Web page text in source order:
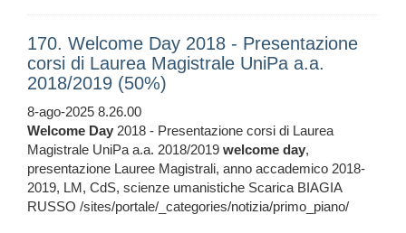
170. Welcome Day 2018 - Presentazione
corsi di Laurea Magistrale UniPa a.a.
2018/2019 (50%)
8-ago-2025 8.26.00
Welcome Day 2018 - Presentazione corsi di Laurea
Magistrale UniPa a.a. 2018/2019 welcome day,
presentazione Lauree Magistrali, anno accademico 2018-
2019, LM, CdS, scienze umanistiche Scarica BIAGIA
RUSSO /sites/portale/_categories/notizia/primo_piano/